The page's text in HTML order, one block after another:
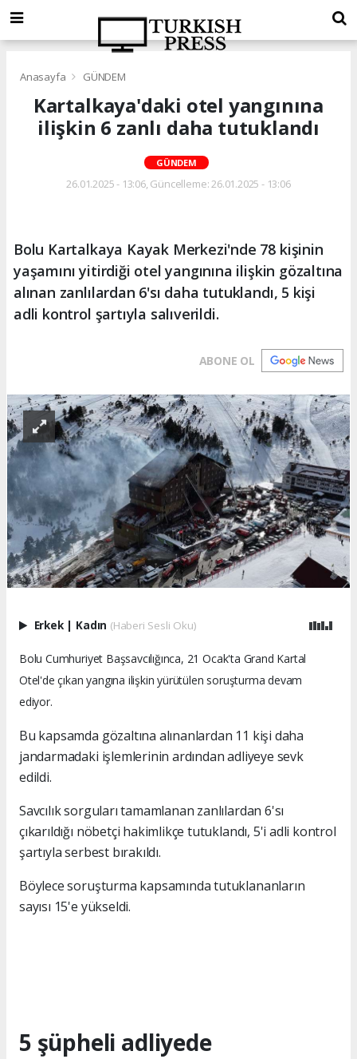
Anasayfa GÜNDEM
Kartalkaya'daki otel yangınına
ilişkin 6 zanlı daha tutuklandı
GÜNDEM
26.01.2025 - 13:06, Güncelleme: 26.01.2025 - 13:06
Bolu Kartalkaya Kayak Merkezi'nde 78 kişinin
yaşamını yitirdiği otel yangınına ilişkin gözaltına
alınan zanlılardan 6'sı daha tutuklandı, 5 kişi
adli kontrol şartıyla salıverildi.
ABONE OL
Erkek | Kadın (Haberi Sesli Oku)
Bolu Cumhuriyet Başsavcılığınca, 21 Ocak'ta Grand Kartal
Otel'de çıkan yangına ilişkin yürütülen soruşturma devam
ediyor.
Bu kapsamda gözaltına alınanlardan 11 kişi daha
jandarmadaki işlemlerinin ardından adliyeye sevk
edildi.
Savcılık sorguları tamamlanan zanlılardan 6'sı
çıkarıldığı nöbetçi hakimlikçe tutuklandı, 5'i adli kontrol
şartıyla serbest bırakıldı.
Böylece soruşturma kapsamında tutuklananların
sayısı 15'e yükseldi.
5 şüpheli adliyede